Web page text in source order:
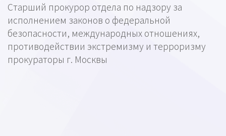
Старший прокурор отдела по надзору за
исполнением законов о федеральной
безопасности, международных отношениях,
противодействии экстремизму и терроризму
прокураторы г. Москвы